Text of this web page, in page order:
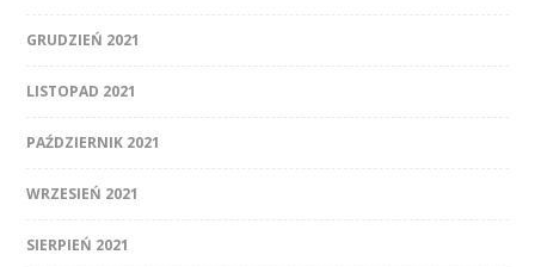
GRUDZIEŃ 2021
LISTOPAD 2021
PAŹDZIERNIK 2021
WRZESIEŃ 2021
SIERPIEŃ 2021